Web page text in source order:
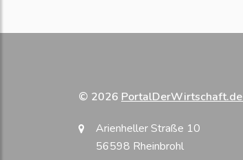
© 2026 PortalDerWirtschaft.de
Arienheller Straße 10
56598 Rheinbrohl